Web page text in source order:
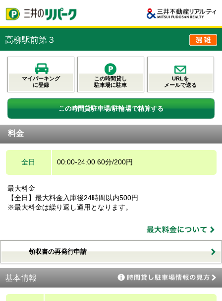
高柳駅前第３
マイパーキング
に登録
この時間貸し
駐車場に駐車
URLを
メールで送る
この時間貸駐車場/駐輪場で精算する
料金
全日 00:00-24:00 60分/200円
最大料金
【全日】最大料金入庫後24時間以内500円
※最大料金は繰り返し適用となります。
領収書の再発行申請
基本情報